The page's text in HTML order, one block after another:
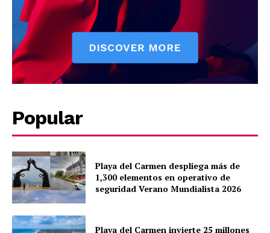
Popular
Playa del Carmen despliega más de
1,300 elementos en operativo de
seguridad Verano Mundialista 2026
Playa del Carmen invierte 25 millones